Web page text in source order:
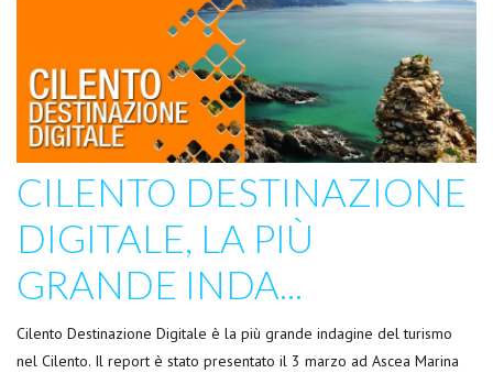
CILENTO DESTINAZIONE
DIGITALE, LA PIÙ
GRANDE INDA...
Cilento Destinazione Digitale è la più grande indagine del turismo
nel Cilento. Il report è stato presentato il 3 marzo ad Ascea Marina